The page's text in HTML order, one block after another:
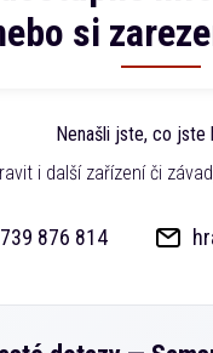
si
Nenašli jste, co jste
i další zařízení či
876 814